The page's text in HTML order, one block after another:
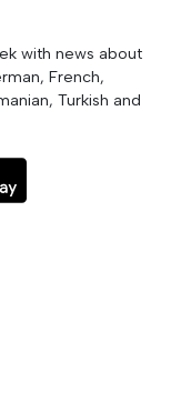
with news about
French,
Turkish and